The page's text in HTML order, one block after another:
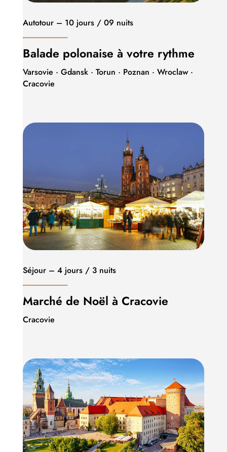
Autotour – 10 jours / 09 nuits
Balade polonaise à votre rythme
Varsovie · Gdansk · Torun · Poznan · Wroclaw ·
Cracovie
Séjour – 4 jours / 3 nuits
Marché de Noël à Cracovie
Cracovie